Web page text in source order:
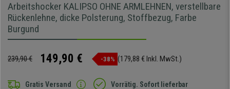
Arbeitshocker KALIPSO OHNE ARMLEHNEN, verstellbare
Rückenlehne, dicke Polsterung, Stoffbezug, Farbe
Burgund
239,90 € 149,90 € -38% (179,88 € Inkl. MwSt.)
Gratis Versand Vorrätig. Sofort lieferbar